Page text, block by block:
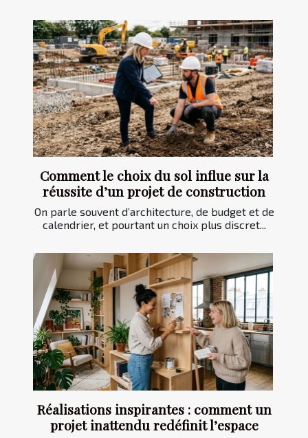
Comment le choix du sol influe sur la
réussite d’un projet de construction
On parle souvent d’architecture, de budget et de
calendrier, et pourtant un choix plus discret...
Réalisations inspirantes : comment un
projet inattendu redéfinit l’espace